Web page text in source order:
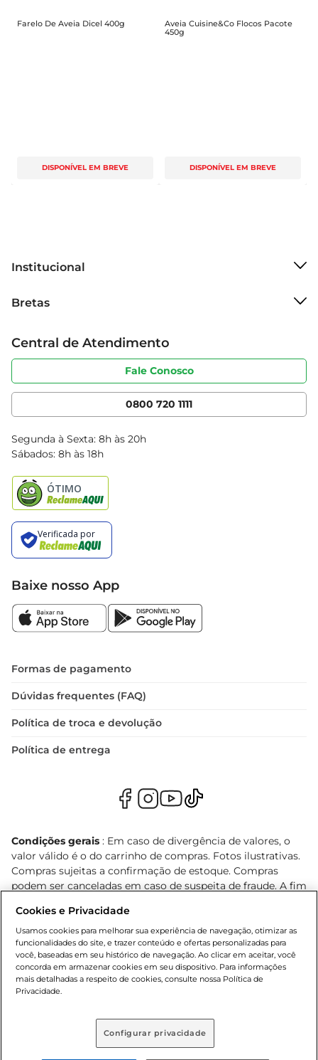
Farelo De Aveia Dicel 400g
DISPONÍVEL EM BREVE
Aveia Cuisine&Co Flocos Pacote
450g
DISPONÍVEL EM BREVE
Institucional
Grupo Cencosud
Sobre privacidade
Portal do fornecedor
Cencosud Media
Bretas
Produtos Bretas
Código de ética
Serviços
Clube Bretas
Blog Bretas
Black Friday
Central de Atendimento
Fale Conosco
0800 720 1111
Segunda à Sexta: 8h às 20h
Sábados: 8h às 18h
Baixe nosso App
Formas de pagamento
Dúvidas frequentes (FAQ)
Política de troca e devolução
Política de entrega
Condições gerais : Em caso de divergência de valores, o
valor válido é o do carrinho de compras. Fotos ilustrativas.
Compras sujeitas a confirmação de estoque. Compras
podem ser canceladas em caso de suspeita de fraude. A fim
nossas promoções, a compra de produtos com preços
promocionais poderá ter sua quantidade limitada por
cliente. Os preços, ofertas e condições são exclusivos para
o e-commerce e válidos durante o dia de hoje, podendo
sofrer alterações sem prévia notificação. Proibida a venda
de bebidas alcoólicas para menores de 18 anos, conforme
Adolescente). Preços e condições exclusivos para o
, podendo sofrer alterações sem aviso
prévio. O valor mínimo para as compras on-line é de R$
Cookies e Privacidade
Usamos cookies para melhorar sua experiência de navegação, otimizar as
funcionalidades do site, e trazer conteúdo e ofertas personalizadas para
você, baseadas em seu histórico de navegação. Ao clicar em aceitar, você
concorda em armazenar cookies em seu dispositivo. Para informações
mais detalhadas a respeito de cookies, consulte nossa Política de
Privacidade.
Configurar privacidade